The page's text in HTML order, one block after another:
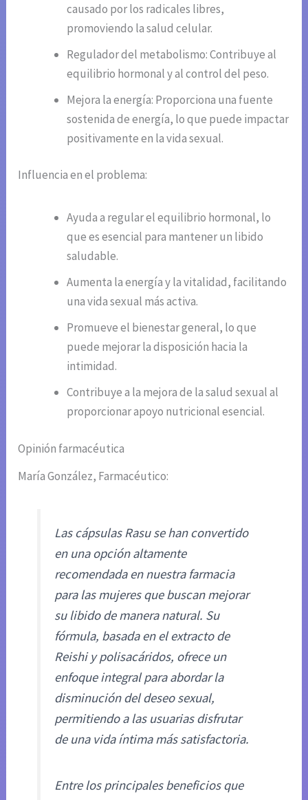
causado por los radicales libres,
promoviendo la salud celular.
Regulador del metabolismo: Contribuye al
equilibrio hormonal y al control del peso.
Mejora la energía: Proporciona una fuente
sostenida de energía, lo que puede impactar
positivamente en la vida sexual.
Influencia en el problema:
Ayuda a regular el equilibrio hormonal, lo
que es esencial para mantener un libido
saludable.
Aumenta la energía y la vitalidad, facilitando
una vida sexual más activa.
Promueve el bienestar general, lo que
puede mejorar la disposición hacia la
intimidad.
Contribuye a la mejora de la salud sexual al
proporcionar apoyo nutricional esencial.
Opinión farmacéutica
María González, Farmacéutico:
Las cápsulas Rasu se han convertido
en una opción altamente
recomendada en nuestra farmacia
para las mujeres que buscan mejorar
su libido de manera natural. Su
fórmula, basada en el extracto de
Reishi y polisacáridos, ofrece un
enfoque integral para abordar la
disminución del deseo sexual,
permitiendo a las usuarias disfrutar
de una vida íntima más satisfactoria.
Entre los principales beneficios que